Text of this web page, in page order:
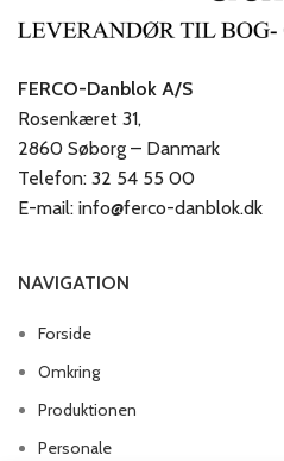
FERCO-Danblok A/S
Rosenkæret 31,
2860 Søborg – Danmark
Telefon: 32 54 55 00
E-mail: info@ferco-danblok.dk
NAVIGATION
Forside
Omkring
Produktionen
Personale